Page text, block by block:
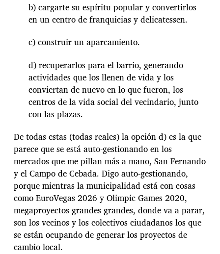
b) cargarte su espíritu popular y convertirlos
en un centro de franquicias y delicatessen.
c) construir un aparcamiento.
d) recuperarlos para el barrio, generando
actividades que los llenen de vida y los
conviertan de nuevo en lo que fueron, los
centros de la vida social del vecindario, junto
con las plazas.
De todas estas (todas reales) la opción d) es la que
parece que se está auto-gestionando en los
mercados que me pillan más a mano, San Fernando
y el Campo de Cebada. Digo auto-gestionando,
porque mientras la municipalidad está con cosas
como EuroVegas 2026 y Olimpic Games 2020,
megaproyectos grandes grandes, donde va a parar,
son los vecinos y los colectivos ciudadanos los que
se están ocupando de generar los proyectos de
cambio local.